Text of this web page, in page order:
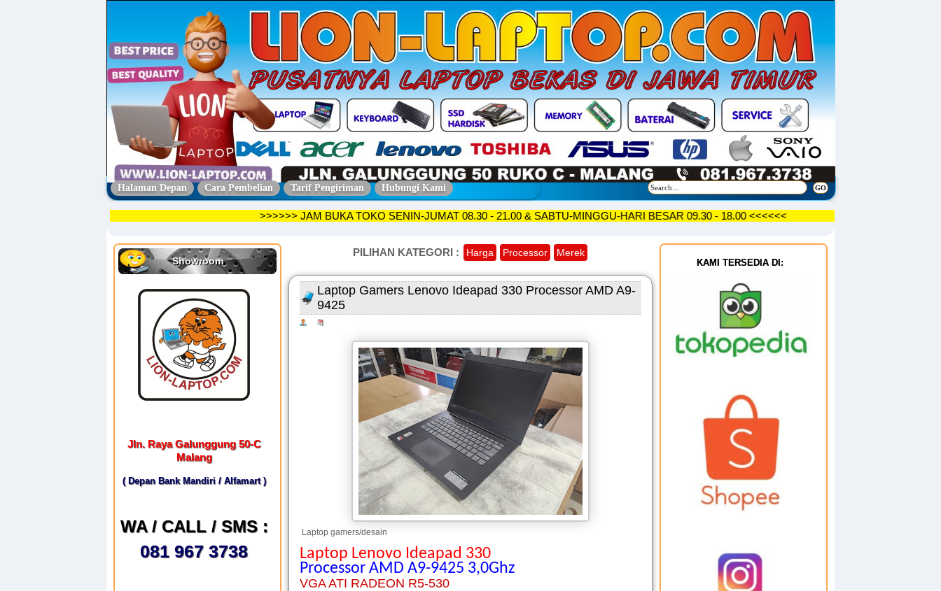
Halaman Depan Cara Pembelian Tarif Pengiriman Hubungi Kami
>>>>>> JAM BUKA TOKO SENIN-JUMAT 08.30 - 21.00 & SABTU-MINGGU-HARI BESAR 09.30 - 18.00 <<<<<<
Showroom
Jln. Raya Galunggung 50-C
Malang
( Depan Bank Mandiri / Alfamart )
WA / CALL / SMS :
081 967 3738
PILIHAN KATEGORI : Harga Processor Merek
Laptop Gamers Lenovo Ideapad 330 Processor AMD A9-
9425
Laptop gamers/desain
Laptop Lenovo Ideapad 330
Processor AMD A9-9425 3,0Ghz
VGA ATI RADEON R5-530
KAMI TERSEDIA DI: